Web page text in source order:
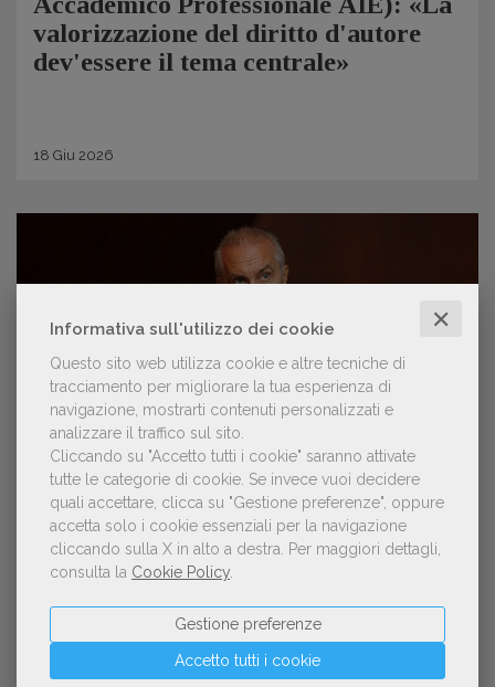
Informativa sull'utilizzo dei cookie ✕
Questo sito web utilizza cookie e altre tecniche di
tracciamento per migliorare la tua esperienza di
navigazione, mostrarti contenuti personalizzati e
analizzare il traffico sul sito.
Cliccando su "Accetto tutti i cookie" saranno attivate
tutte le categorie di cookie. Se invece vuoi decidere
quali accettare, clicca su "Gestione preferenze", oppure
accetta solo i cookie essenziali per la navigazione
cliccando sulla X in alto a destra.
Per maggiori dettagli,
consulta la Cookie Policy
Accetto tutti i cookie
Gestione preferenze
valorizzazione del diritto d'autore
dev'essere il tema centrale»
18 Giu 2026
GDL TV
Giorgio Riva (gruppo Educativo
AIE): «Garantire sostenibilità al
settore significa difendere il
pluralismo culturale»